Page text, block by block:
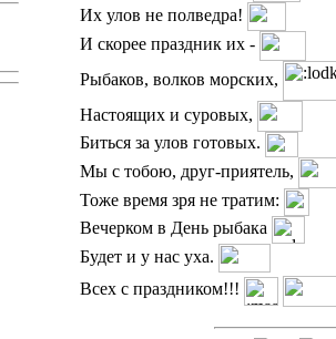
Их улов не полведра!
И скорее праздник их -
Рыбаков, волков морских,
Настоящих и суровых,
Биться за улов готовых.
Мы с тобою, друг-приятель,
Тоже время зря не тратим:
Вечерком в День рыбака
Будет и у нас уха.
Всех с праздником!!!